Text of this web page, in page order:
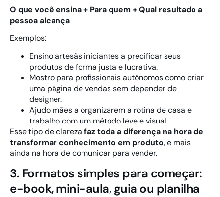
O que você ensina + Para quem + Qual resultado a
pessoa alcança
Exemplos:
Ensino artesãs iniciantes a precificar seus
produtos de forma justa e lucrativa.
Mostro para profissionais autônomos como criar
uma página de vendas sem depender de
designer.
Ajudo mães a organizarem a rotina de casa e
trabalho com um método leve e visual.
Esse tipo de clareza faz toda a diferença na hora de
transformar conhecimento em produto, e mais
ainda na hora de comunicar para vender.
3. Formatos simples para começar:
e-book, mini-aula, guia ou planilha